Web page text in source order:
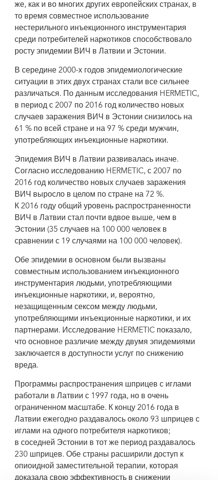
же, как и во многих других европейских странах, в
то время совместное использование
нестерильного инъекционного инструментария
среди потребителей наркотиков способствовало
росту эпидемии ВИЧ в Латвии и Эстонии.
В середине 2000-х годов эпидемиологические
ситуации в этих двух странах стали все сильнее
различаться. По данным исследования HERMETIC,
в период с 2007 по 2016 год количество новых
случаев заражения ВИЧ в Эстонии снизилось на
61 % по всей стране и на 97 % среди мужчин,
употребляющих инъекционные наркотики.
Эпидемия ВИЧ в Латвии развивалась иначе.
Согласно исследованию HERMETIC, с 2007 по
2016 год количество новых случаев заражения
ВИЧ выросло в целом по стране на 72 %.
К 2016 году общий уровень распространенности
ВИЧ в Латвии стал почти вдвое выше, чем в
Эстонии (35 случаев на 100 000 человек в
сравнении с 19 случаями на 100 000 человек).
Обе эпидемии в основном были вызваны
совместным использованием инъекционного
инструментария людьми, употребляющими
инъекционные наркотики, и, вероятно,
незащищенным сексом между людьми,
употребляющими инъекционные наркотики, и их
партнерами. Исследование HERMETIC показало,
что основное различие между двумя эпидемиями
заключается в доступности услуг по снижению
вреда.
Программы распространения шприцев с иглами
работали в Латвии с 1997 года, но в очень
ограниченном масштабе. К концу 2016 года в
Латвии ежегодно раздавалось около 93 шприцев с
иглами на одного потребителя наркотиков;
в соседней Эстонии в тот же период раздавалось
230 шприцев. Обе страны расширили доступ к
опиоидной заместительной терапии, которая
доказала свою эффективность в снижении